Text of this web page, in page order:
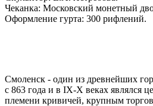
Чеканка: Московский монетный
Оформление гурта: 300 рифлений.
Смоленск - один из древнейших
с 863 года и в IХ-Х веках являлся
племени кривичей, крупным